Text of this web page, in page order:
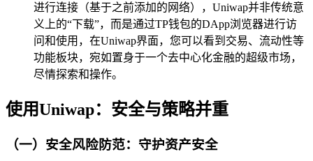
进行连接（基于之前添加的网络），Uniwap并非传统意
义上的“下载”，而是通过TP钱包的DApp浏览器进行访
问和使用，在Uniwap界面，您可以看到交易、流动性等
功能板块，宛如置身于一个去中心化金融的超级市场，
尽情探索和操作。
使用Uniwap：安全与策略并重
（一）安全风险防范：守护资产安全